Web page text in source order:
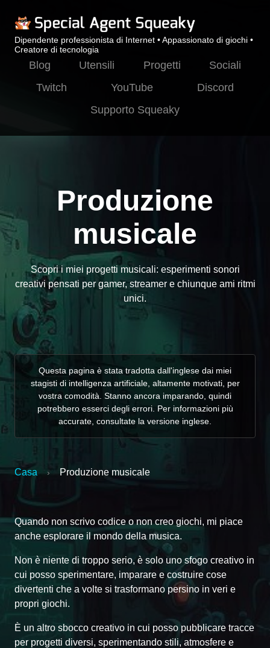
Dipendente professionista di Internet • Appassionato di giochi •
Creatore di tecnologia
Blog Utensili Progetti
Sociali
Twitch
YouTube
Discord
Supporto Squeaky
Produzione
musicale
Scopri i miei progetti musicali: esperimenti sonori
creativi pensati per gamer, streamer e chiunque ami ritmi
unici.
Questa pagina è stata tradotta dall'inglese dai miei
stagisti di intelligenza artificiale, altamente motivati, per
vostra comodità. Stanno ancora imparando, quindi
potrebbero esserci degli errori. Per informazioni più
accurate, consultate la versione inglese.
Casa › Produzione musicale
Quando non scrivo codice o non creo giochi, mi piace
anche esplorare il mondo della musica.
Non è niente di troppo serio, è solo uno sfogo creativo in
cui posso sperimentare, imparare e costruire cose
divertenti che a volte si trasformano persino in veri e
propri giochi.
È un altro sbocco creativo in cui posso pubblicare tracce
per progetti diversi, sperimentando stili, atmosfere e